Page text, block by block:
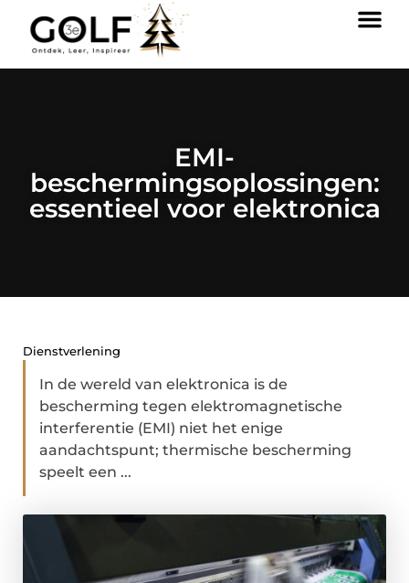
EMI-
beschermingsoplossingen:
essentieel voor elektronica
Dienstverlening
In de wereld van elektronica is de
bescherming tegen elektromagnetische
interferentie (EMI) niet het enige
aandachtspunt; thermische bescherming
speelt een ...